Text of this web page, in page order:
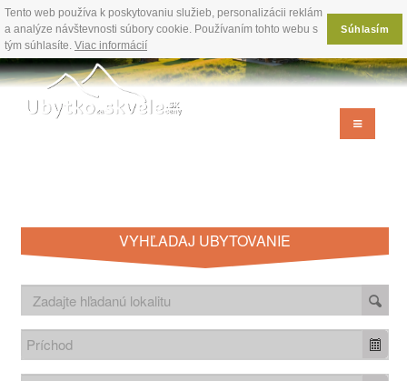
Tento web používa k poskytovaniu služieb, personalizácii reklám
a analýze návštevnosti súbory cookie. Používaním tohto webu s
tým súhlasíte. Viac informácií
Súhlasím
VYHĽADAJ UBYTOVANIE